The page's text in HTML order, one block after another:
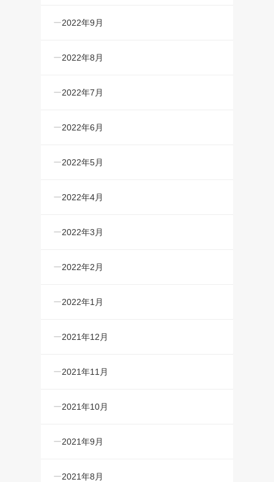
2022年9月
2022年8月
2022年7月
2022年6月
2022年5月
2022年4月
2022年3月
2022年2月
2022年1月
2021年12月
2021年11月
2021年10月
2021年9月
2021年8月